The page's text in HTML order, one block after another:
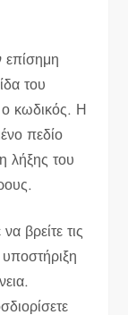
επίσημη
του
κωδικός. Η
πεδίο
λήξης του
βρείτε τις